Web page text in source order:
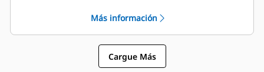
sujetapasador Cat, que permiten
que las máquinas de tamaños
similares compartan las tenazas y
otros accesorios.
el funcionamiento general simples
hacen que las tenazas sean una
opción más sencilla y más
asequible que los garfios en
cuanto a los costos de posesión y
Más información
Cargue Más